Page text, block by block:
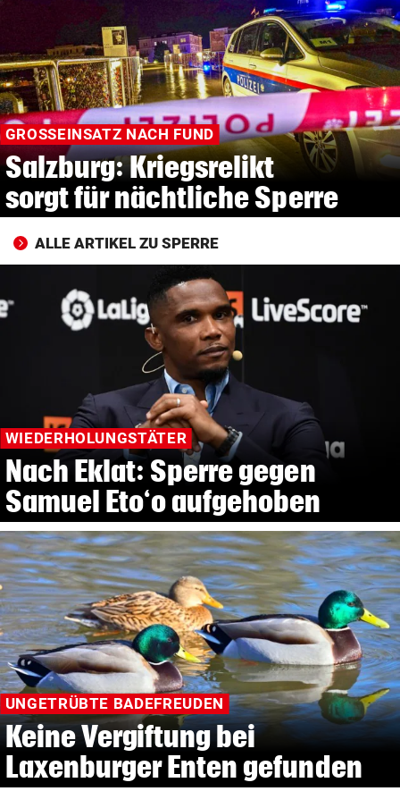
© Krone Multimedia GmbH & Co KG 2026
Muthgasse 2, 1190 Wien
GROSSEINSATZ NACH FUND
Salzburg: Kriegsrelikt
sorgt für nächtliche Sperre
ALLE ARTIKEL ZU SPERRE
WIEDERHOLUNGSTÄTER
Nach Eklat: Sperre gegen
Samuel Eto‘o aufgehoben
UNGETRÜBTE BADEFREUDEN
Keine Vergiftung bei
Laxenburger Enten gefunden